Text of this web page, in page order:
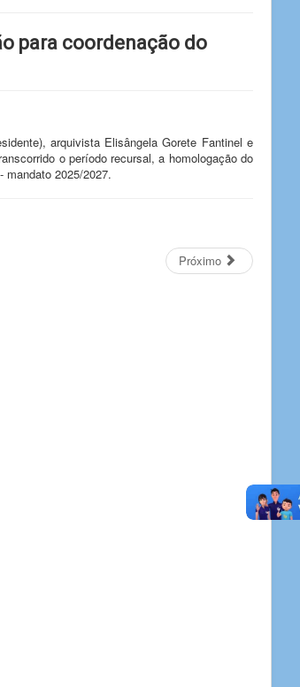
para coordenação do
arquivista Elisângela Gorete Fantinel e
o período recursal, a homologação do
mandato 2025/2027.
Próximo